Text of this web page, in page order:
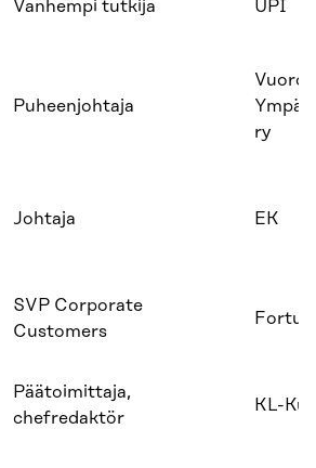
Vanhempi tutkija UPI
Puheenjohtaja
ry
Johtaja EK
SVP Corporate
Customers
Päätoimittaja,
chefredaktör
KL-